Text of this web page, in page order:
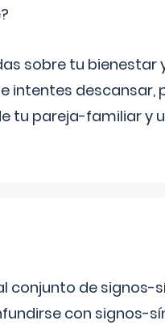
sobre tu bienestar
intentes descansar,
tu pareja-familiar y
conjunto de signos-
con signos-